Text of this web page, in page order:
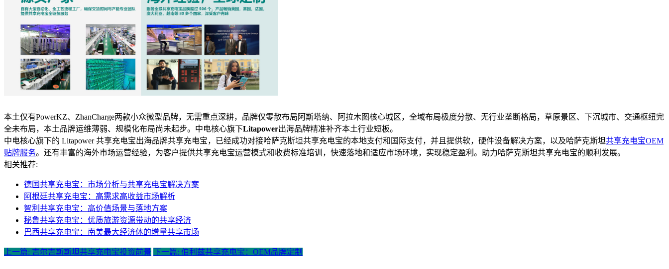
本土仅有PowerKZ、ZhanCharge两款小众微型品牌，无需重点深耕，品牌仅零散布局阿斯塔纳、阿拉木图核心城区，全域布局极度分散、无行业垄断格局，草原景区、下沉城市、交通枢纽完
全未布局，本土品牌运维薄弱、规模化布局尚未起步。中电核心旗下Litapower出海品牌精准补齐本土行业短板。
中电核心旗下的 Litapower 共享充电宝出海品牌共享充电宝，已经成功对接哈萨克斯坦共享充电宝的本地支付和国际支付，并且提供软，硬件设备解决方案，以及哈萨克斯坦共享充电宝OEM
贴牌服务。还有丰富的海外市场运营经验，为客户提供共享充电宝运营模式和收费标准培训，快速落地和适应市场环境，实现稳定盈利。助力哈萨克斯坦共享充电宝的顺利发展。
相关推荐:
德国共享充电宝：市场分析与共享充电宝解决方案
阿根廷共享充电宝：高需求高收益市场解析
智利共享充电宝：高价值场景与落地方案
秘鲁共享充电宝：优质旅游资源带动的共享经济
巴西共享充电宝：南美最大经济体的增量共享市场
上一篇: 吉尔吉斯斯坦共享充电宝投资前景 下一篇: 伯利兹共享充电宝：OEM品牌定制